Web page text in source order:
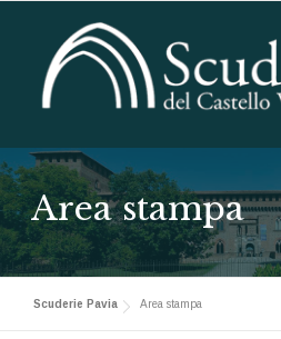
Area stampa
Scuderie Pavia Area stampa